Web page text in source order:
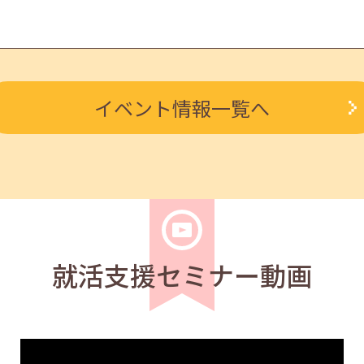
法 13:30～14:30
求職者
～11:40
イベント情報一覧へ
就活支援セミナー動画